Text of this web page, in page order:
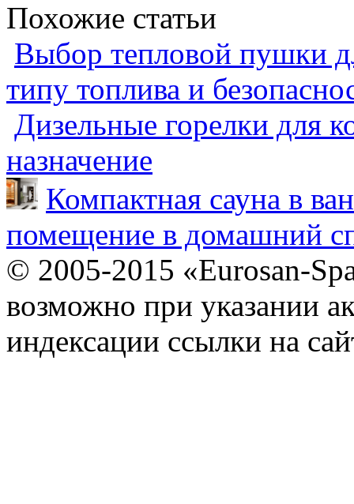
Похожие статьи
Выбор тепловой пушки
типу топлива и
Дизельные горелки для
назначение
Компактная сауна в
помещение в домашний
© 2005-2015 «Eurosan-
возможно при указании
индексации ссылки на